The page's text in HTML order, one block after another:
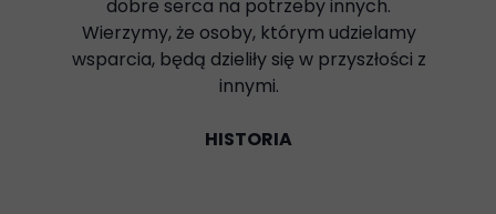
dobre serca na potrzeby innych.
Wierzymy, że osoby, którym udzielamy
wsparcia, będą dzieliły się w przyszłości z
innymi.
HISTORIA